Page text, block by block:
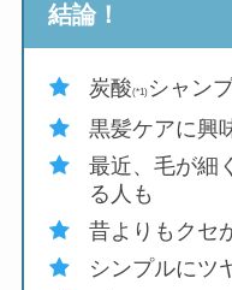
結論！
炭酸(*1)シャン
黒髪ケアに興
最近、毛が細
る人も
昔よりもクセ
シンプルにツ